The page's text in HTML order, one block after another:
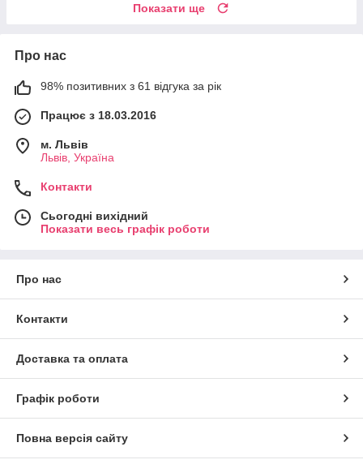
Показати ще
Про нас
98% позитивних з 61 відгука за рік
Працює з 18.03.2016
м. Львів
Львів, Україна
Контакти
Сьогодні вихідний
Показати весь графік роботи
Про нас
Контакти
Доставка та оплата
Графік роботи
Повна версія сайту